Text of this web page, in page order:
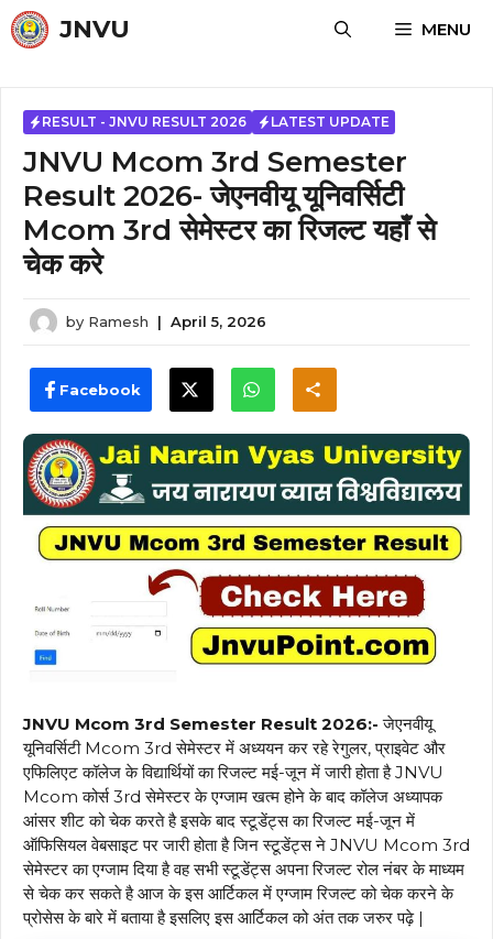
Skip
to
JNVU MENU
RESULT - JNVU RESULT 2026 LATEST UPDATE
JNVU Mcom 3rd Semester
Result 2026- जेएनवीयू यूनिवर्सिटी
Mcom 3rd सेमेस्टर का रिजल्ट यहाँ से
चेक करे
by Ramesh | April 5, 2026
Facebook
JNVU Mcom 3rd Semester Result 2026:- जेएनवीयू
यूनिवर्सिटी Mcom 3rd सेमेस्टर में अध्ययन कर रहे रेगुलर, प्राइवेट और
एफिलिएट कॉलेज के विद्यार्थियों का रिजल्ट मई-जून में जारी होता है JNVU
Mcom कोर्स 3rd सेमेस्टर के एग्जाम खत्म होने के बाद कॉलेज अध्यापक
आंसर शीट को चेक करते है इसके बाद स्टूडेंट्स का रिजल्ट मई-जून में
ऑफिसियल वेबसाइट पर जारी होता है जिन स्टूडेंट्स ने JNVU Mcom 3rd
सेमेस्टर का एग्जाम दिया है वह सभी स्टूडेंट्स अपना रिजल्ट रोल नंबर के माध्यम
से चेक कर सकते है आज के इस आर्टिकल में एग्जाम रिजल्ट को चेक करने के
प्रोसेस के बारे में बताया है इसलिए इस आर्टिकल को अंत तक जरुर पढ़े |